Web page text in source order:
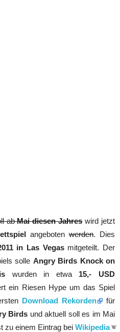
abMai diesen Jahreswird jetzt
angebotenwerden. Dies
in Las Vegasmitgeteilt. Der
solle Angry Birds Knock on
wurden in etwa15,- USD
ein Riesen Hype um das Spiel
Download Rekorden
für
Birds und aktuell soll es im Mai
zu einem Eintrag bei Wikipedia